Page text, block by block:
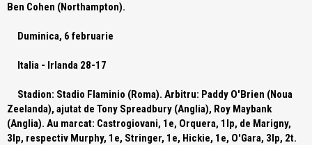
Ben Cohen (Northampton).
Duminica, 6 februarie
Italia - Irlanda 28-17
Stadion: Stadio Flaminio (Roma). Arbitru: Paddy O'Brien (Noua
Zeelanda), ajutat de Tony Spreadbury (Anglia), Roy Maybank
(Anglia). Au marcat: Castrogiovani, 1e, Orquera, 1lp, de Marigny,
3lp, respectiv Murphy, 1e, Stringer, 1e, Hickie, 1e, O'Gara, 3lp, 2t.